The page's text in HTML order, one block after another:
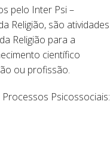
pelo Inter Psi –
Religião, são atividades
Religião para a
científico
ou profissão.
Psicossociais: